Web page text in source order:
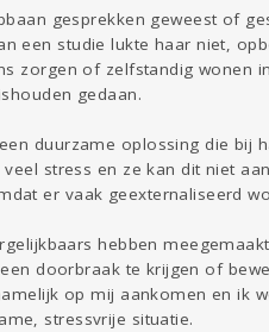
gesprekken geweest of
een studie lukte haar niet,
zorgen of zelfstandig wonen
gedaan.
duurzame oplossing die bij
stress en ze kan dit niet
er vaak geexternaliseerd
hebben
doorbraak te krijgen of
op mij aankomen en ik
stressvrije situatie.